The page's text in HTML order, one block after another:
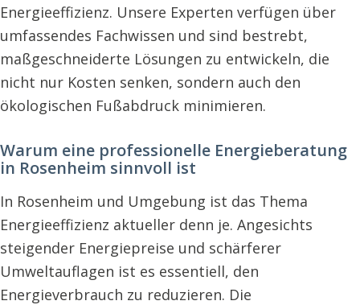
Energieeffizienz. Unsere Experten verfügen über
umfassendes Fachwissen und sind bestrebt,
maßgeschneiderte Lösungen zu entwickeln, die
nicht nur Kosten senken, sondern auch den
ökologischen Fußabdruck minimieren.
Warum eine professionelle Energieberatung
in Rosenheim sinnvoll ist
In Rosenheim und Umgebung ist das Thema
Energieeffizienz aktueller denn je. Angesichts
steigender Energiepreise und schärferer
Umweltauflagen ist es essentiell, den
Energieverbrauch zu reduzieren. Die